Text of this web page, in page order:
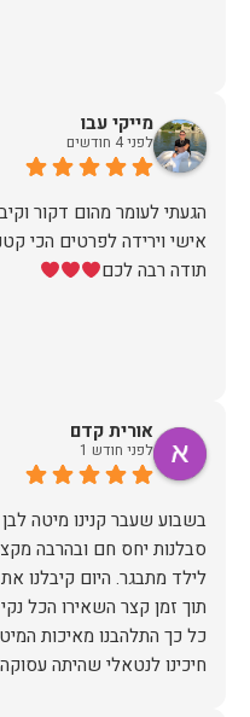
מייקי עבו
לפני 4 חודשים
הגעתי לעומר מהום דקור
תודה רבה לכם
אורית קדם
לפני חודש 1
בשבוע שעבר קנינו מיטה לבן
סבלנות יחס חם ובהרבה
לילד מתבגר. היום קיבלנו
חיכינו לנטאלי שהיתה